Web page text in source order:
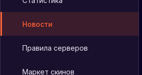
Новости
Правила серверов
Маркет скинов